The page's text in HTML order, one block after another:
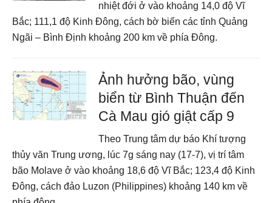
nhiệt đới ở vào khoảng 14,0 độ Vĩ
Bắc; 111,1 độ Kinh Đông, cách bờ biển các tỉnh Quảng
Ngãi – Bình Định khoảng 200 km về phía Đông.
Ảnh hưởng bão, vùng
biển từ Bình Thuận đến
Cà Mau gió giật cấp 9
Theo Trung tâm dự báo Khí tượng
thủy văn Trung ương, lúc 7g sáng nay (17-7), vị trí tâm
bão Molave ở vào khoảng 18,6 độ Vĩ Bắc; 123,4 độ Kinh
Đông, cách đảo Luzon (Philippines) khoảng 140 km về